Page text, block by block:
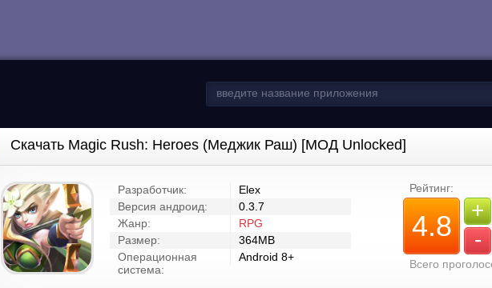
Скачать Magic Rush: Heroes (Меджик Раш) [МОД Unlocked]
Разработчик:
Elex
Версия андроид:
0.3.7
Жанр:
RPG
Размер:
364MB
Операционная
система:
Android 8+
Рейтинг:
4.8 +
-
Всего